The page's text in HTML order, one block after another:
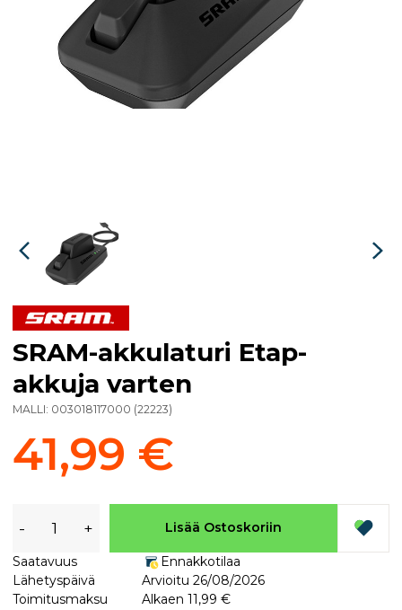
SRAM-akkulaturi Etap-
akkuja varten
MALLI: 003018117000 (22223)
41,99 €
- + Lisää Ostoskoriin
Saatavuus
Ennakkotilaa
Lähetyspäivä
Arvioitu 26/08/2026
Toimitusmaksu
Alkaen 11,99 €